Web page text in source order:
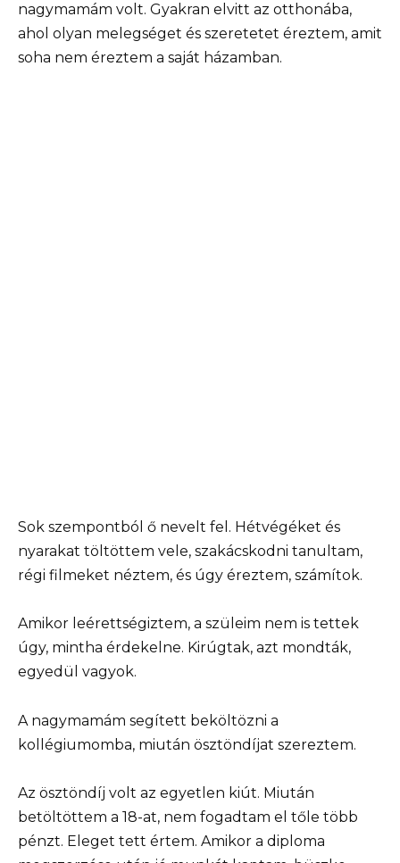
nagymamám volt. Gyakran elvitt az otthonába,
ahol olyan melegséget és szeretetet éreztem, amit
soha nem éreztem a saját házamban.
Sok szempontból ő nevelt fel. Hétvégéket és
nyarakat töltöttem vele, szakácskodni tanultam,
régi filmeket néztem, és úgy éreztem, számítok.
Amikor leérettségiztem, a szüleim nem is tettek
úgy, mintha érdekelne. Kirúgtak, azt mondták,
egyedül vagyok.
A nagymamám segített beköltözni a
kollégiumomba, miután ösztöndíjat szereztem.
Az ösztöndíj volt az egyetlen kiút. Miután
betöltöttem a 18-at, nem fogadtam el tőle több
pénzt. Eleget tett értem. Amikor a diploma